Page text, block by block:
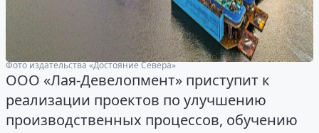
Фото издательства «Достояние Севера»
ООО «Лая-Девелопмент» приступит к
реализации проектов по улучшению
производственных процессов, обучению